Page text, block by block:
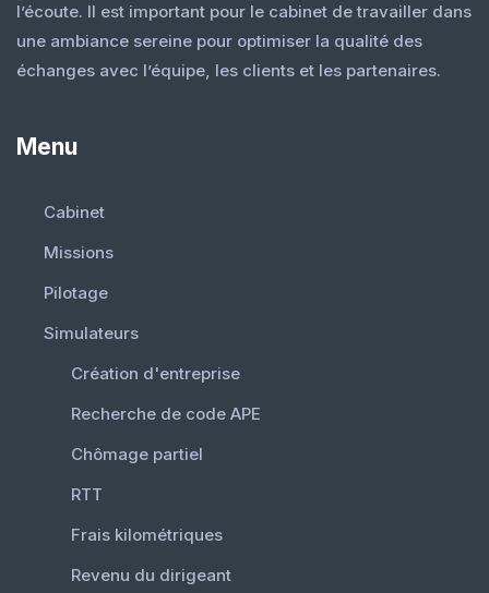
l’écoute. Il est important pour le cabinet de travailler dans
une ambiance sereine pour optimiser la qualité des
échanges avec l’équipe, les clients et les partenaires.
Menu
Cabinet
Missions
Pilotage
Simulateurs
Création d'entreprise
Recherche de code APE
Chômage partiel
RTT
Frais kilométriques
Revenu du dirigeant